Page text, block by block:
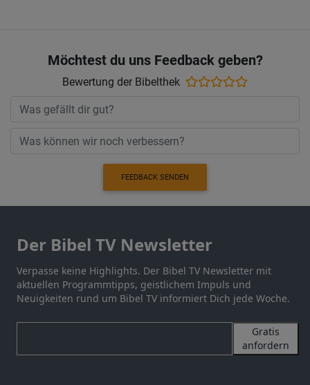
Möchtest du uns Feedback geben?
Bewertung der Bibelthek
FEEDBACK SENDEN
Der Bibel TV Newsletter
Verpasse keine Highlights. Der Bibel TV Newsletter mit
aktuellen Programmtipps, geistlichem Impuls und
Neuigkeiten rund um Bibel TV informiert Dich jede Woche.
Gratis
anfordern